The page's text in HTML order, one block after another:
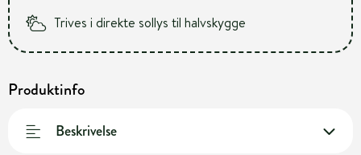
Trives i direkte sollys til halvskygge
Produktinfo
Beskrivelse